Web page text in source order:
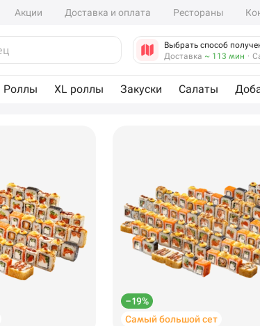
Акции Доставка и оплата Рестораны
Выбрать способ
Доставка ~ 113 мин ·
Роллы XL роллы Закуски Салаты
–19%
Самый большой сет